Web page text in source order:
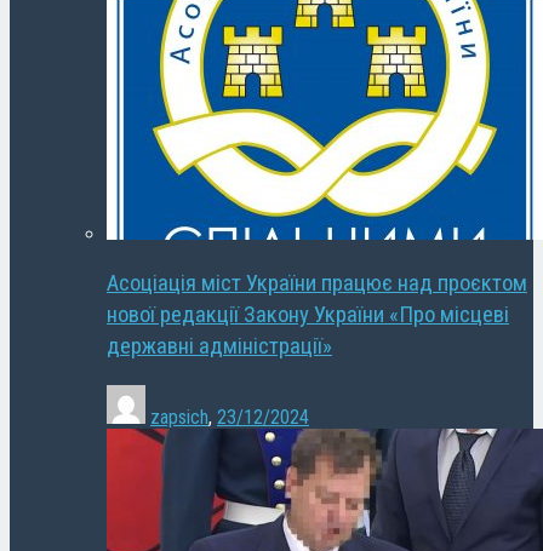
Асоціація міст України працює над проєктом
нової редакції Закону України «Про місцеві
державні адміністрації»
zapsich, 23/12/2024